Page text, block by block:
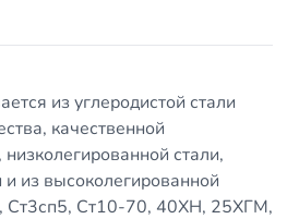
из углеродистой стали
качественной
низколегированной стали,
и из высоколегированной
Ст3сп5, Ст10-70, 40ХН, 25ХГМ,